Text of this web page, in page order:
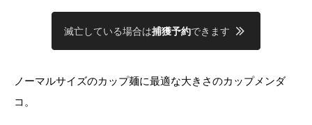
滅亡している場合は捕獲予約できます
ノーマルサイズのカップ麺に最適な大きさのカップメンダ
コ。